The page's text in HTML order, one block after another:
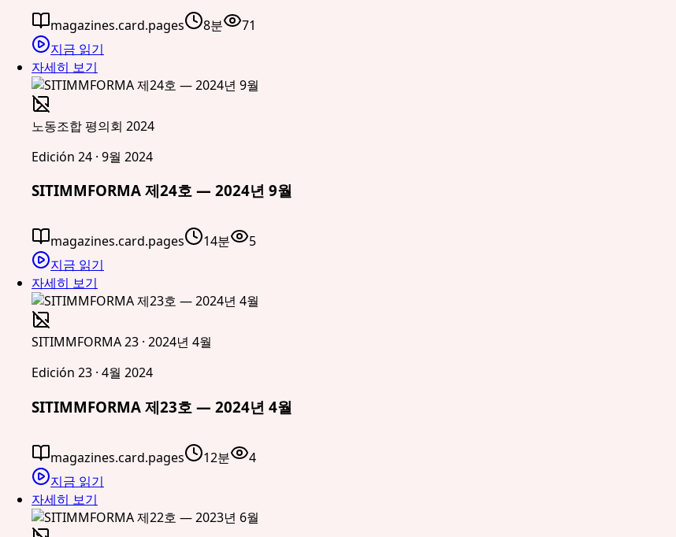
magazines.card.pages 8분
71
지금 읽기
자세히 보기
노동조합 평의회 2024
Edición 24 · 9월 2024
SITIMMFORMA 제24호 — 2024년 9월
magazines.card.pages 14분
5
지금 읽기
자세히 보기
SITIMMFORMA 23 · 2024년 4월
Edición 23 · 4월 2024
SITIMMFORMA 제23호 — 2024년 4월
magazines.card.pages 12분
4
지금 읽기
자세히 보기